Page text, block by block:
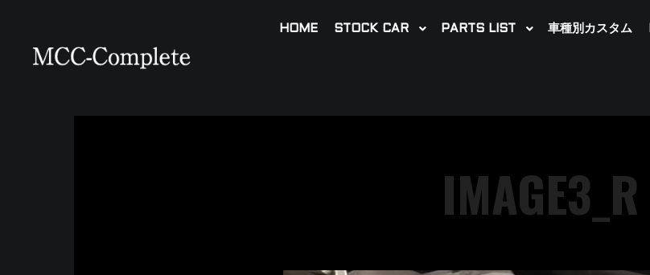
HOME STOCK CAR PARTS LIST 車種別カスタム
IMAGE3_R